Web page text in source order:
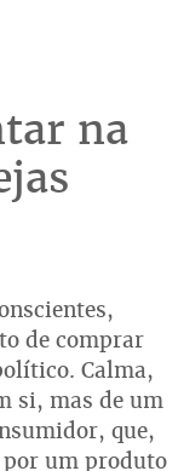
na
de comprar
Calma,
si, mas de um
que,
por um produto